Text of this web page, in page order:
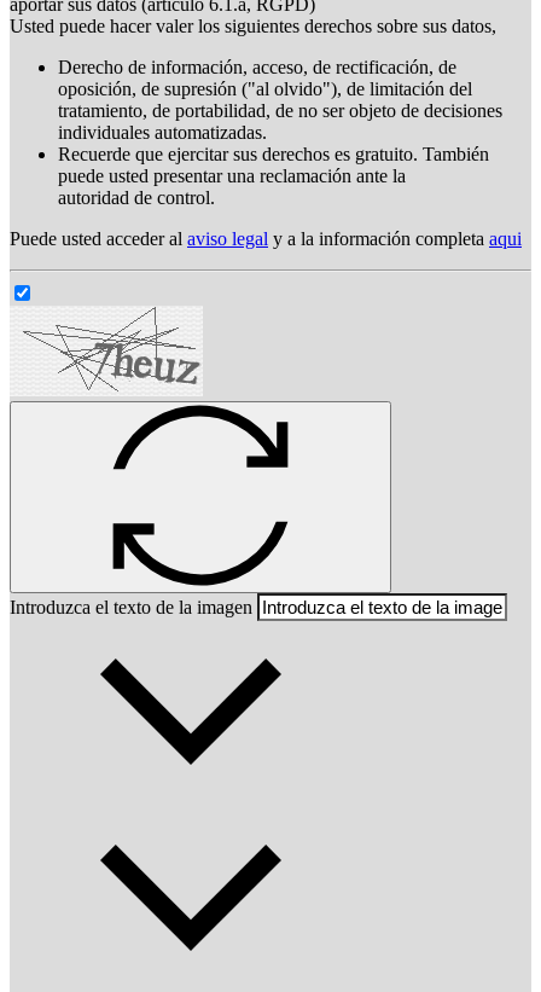
aportar sus datos (artículo 6.1.a, RGPD)
Usted puede hacer valer los siguientes derechos sobre sus datos,
Derecho de información, acceso, de rectificación, de
oposición, de supresión ("al olvido"), de limitación del
tratamiento, de portabilidad, de no ser objeto de decisiones
individuales automatizadas.
Recuerde que ejercitar sus derechos es gratuito. También
puede usted presentar una reclamación ante la
autoridad de control.
Puede usted acceder al aviso legal y a la información completa aqui
Introduzca el texto de la imagen